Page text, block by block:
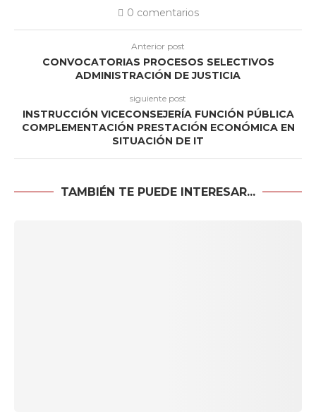
0 comentarios
Anterior post
CONVOCATORIAS PROCESOS SELECTIVOS
ADMINISTRACIÓN DE JUSTICIA
siguiente post
INSTRUCCIÓN VICECONSEJERÍA FUNCIÓN PÚBLICA
COMPLEMENTACIÓN PRESTACIÓN ECONÓMICA EN
SITUACIÓN DE IT
TAMBIÉN TE PUEDE INTERESAR...